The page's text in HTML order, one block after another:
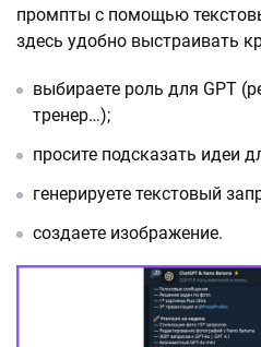
промпты с помощью
здесь удобно выстраивать
выбираете роль для GPT
тренер…);
просите подсказать идеи
генерируете текстовый
создаете изображение.